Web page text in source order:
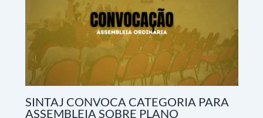
SINTAJ CONVOCA CATEGORIA PARA
ASSEMBLEIA SOBRE PLANO